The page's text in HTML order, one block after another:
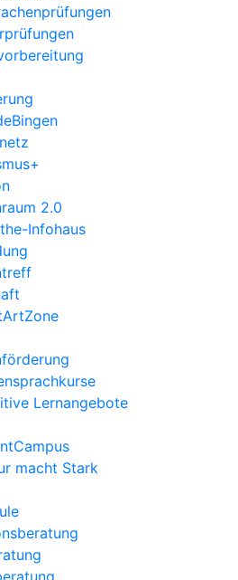
2.0
Infohaus
Lernangebote
macht Stark